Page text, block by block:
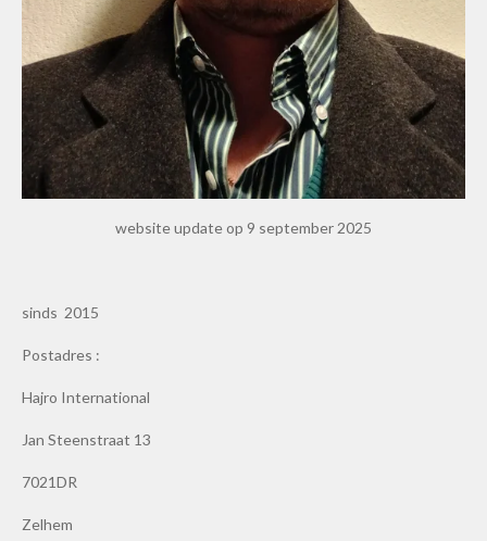
website update op 9 september 2025
sinds 2015
Postadres :
Hajro International
Jan Steenstraat 13
7021DR
Zelhem